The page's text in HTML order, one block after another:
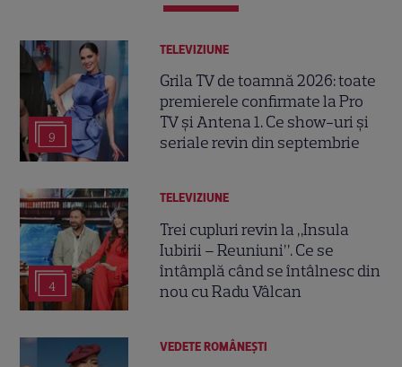
9
TELEVIZIUNE
Grila TV de toamnă 2026: toate
premierele confirmate la Pro
TV și Antena 1. Ce show-uri și
seriale revin din septembrie
4
TELEVIZIUNE
Trei cupluri revin la „Insula
Iubirii – Reuniuni”. Ce se
întâmplă când se întâlnesc din
nou cu Radu Vâlcan
VEDETE ROMÂNEŞTI